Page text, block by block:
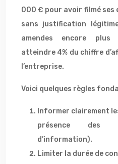
000 € pour avoir filmé ses
sans justification
amendes encore plus
atteindre 4% du chiffre
l’entreprise.
Voici quelques règles
Informer clairement
présence des
d’information).
Limiter la durée de